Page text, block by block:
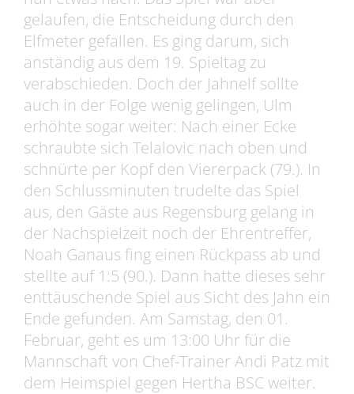
gelaufen, die Entscheidung durch den
Elfmeter gefallen. Es ging darum, sich
anständig aus dem 19. Spieltag zu
verabschieden. Doch der Jahnelf sollte
auch in der Folge wenig gelingen, Ulm
erhöhte sogar weiter: Nach einer Ecke
schraubte sich Telalovic nach oben und
schnürte per Kopf den Viererpack (79.). In
den Schlussminuten trudelte das Spiel
aus, den Gäste aus Regensburg gelang in
der Nachspielzeit noch der Ehrentreffer,
Noah Ganaus fing einen Rückpass ab und
stellte auf 1:5 (90.). Dann hatte dieses sehr
enttäuschende Spiel aus Sicht des Jahn ein
Ende gefunden. Am Samstag, den 01.
Februar, geht es um 13:00 Uhr für die
Mannschaft von Chef-Trainer Andi Patz mit
dem Heimspiel gegen Hertha BSC weiter.